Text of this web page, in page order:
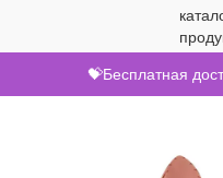
💝Бесплатная